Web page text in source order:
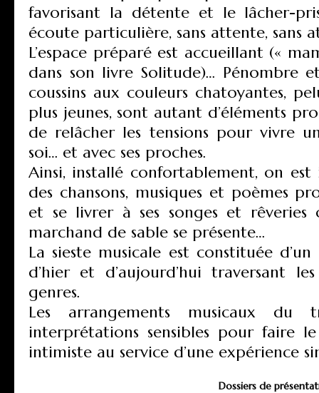
favorisant la détente et le lâcher-
écoute particulière, sans attente, sans
L’espace préparé est accueillant («
dans son livre Solitude)… Pénombre
coussins aux couleurs chatoyantes,
plus jeunes, sont autant d’éléments
de relâcher les tensions pour vivre
soi… et avec ses proches.
Ainsi, installé confortablement, on
des chansons, musiques et poèmes
et se livrer à ses songes et rêveries
marchand de sable se présente…
La sieste musicale est constituée
d’hier et d’aujourd’hui traversant
genres.
Les arrangements musicaux
interprétations sensibles pour faire
intimiste au service d’une expérience
Dossiers de